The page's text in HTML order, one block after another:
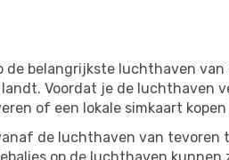
de belangrijkste luchthaven
Voordat je de luchthaven
of een lokale simkaart
de luchthaven van tevoren